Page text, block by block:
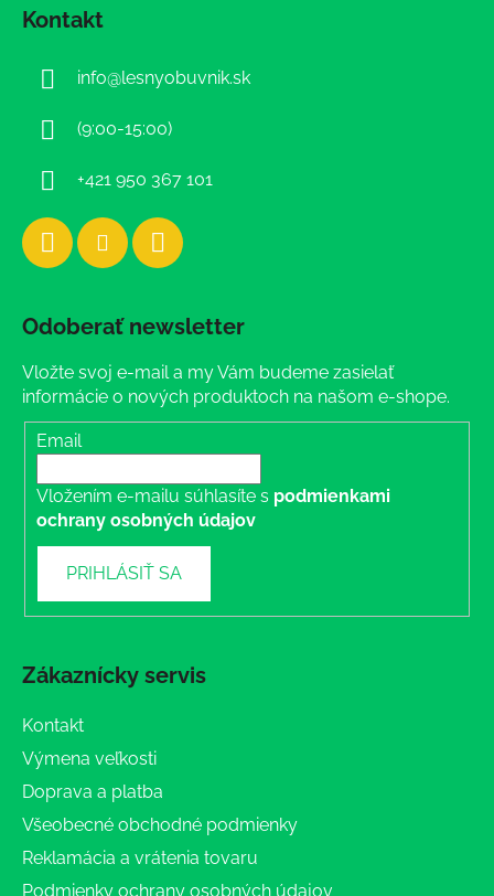
Kontakt
info@lesnyobuvnik.sk
(9:00-15:00)
+421 950 367 101
Odoberať newsletter
Vložte svoj e-mail a my Vám budeme zasielať
informácie o nových produktoch na našom e-shope.
Email
Vložením e-mailu súhlasíte s podmienkami
ochrany osobných údajov
PRIHLÁSIŤ SA
Zákaznícky servis
Kontakt
Výmena veľkosti
Doprava a platba
Všeobecné obchodné podmienky
Reklamácia a vrátenia tovaru
Podmienky ochrany osobných údajov